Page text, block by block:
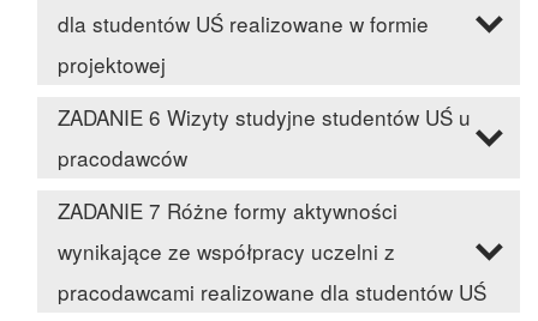
dla studentów UŚ realizowane w formie
projektowej
ZADANIE 6 Wizyty studyjne studentów UŚ u
pracodawców
ZADANIE 7 Różne formy aktywności
wynikające ze współpracy uczelni z
pracodawcami realizowane dla studentów UŚ